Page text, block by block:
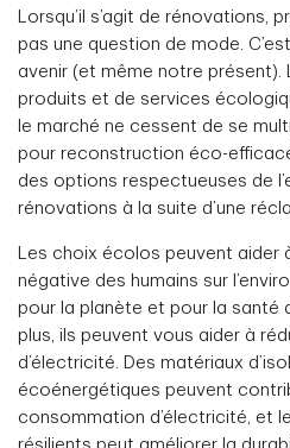
Lorsqu’il s’agit de rénovations,
pas une question de mode.
avenir (et même notre présent).
produits et de services
le marché ne cessent de se
pour reconstruction éco-
des options respectueuses de
rénovations à la suite d’une
Les choix écolos peuvent aider
négative des humains sur
pour la planète et pour la santé
plus, ils peuvent vous aider à
d’électricité. Des matériaux
écoénergétiques peuvent
consommation d’électricité, et